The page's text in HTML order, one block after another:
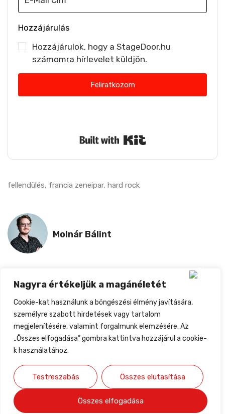
Nagyra értékeljük a magánéletét
Cookie-kat használunk a böngészési élmény javítására,
személyre szabott hirdetések vagy tartalom
megjelenítésére, valamint forgalmunk elemzésére. Az
„Összes elfogadása” gombra kattintva hozzájárul a cookie-
k használatához.
Testreszabás Összes elutasítása
Összes elfogadása
Hozzájárulás
Hozzájárulok, hogy a StageDoor.hu
számomra hírlevelet küldjön.
Feliratkozom
fellendülés, francia zeneipar, hard rock
Molnár Bálint
ELŐZŐ
Jelentkezz Fellépőnek Az Athens Music Week 2025-Re!